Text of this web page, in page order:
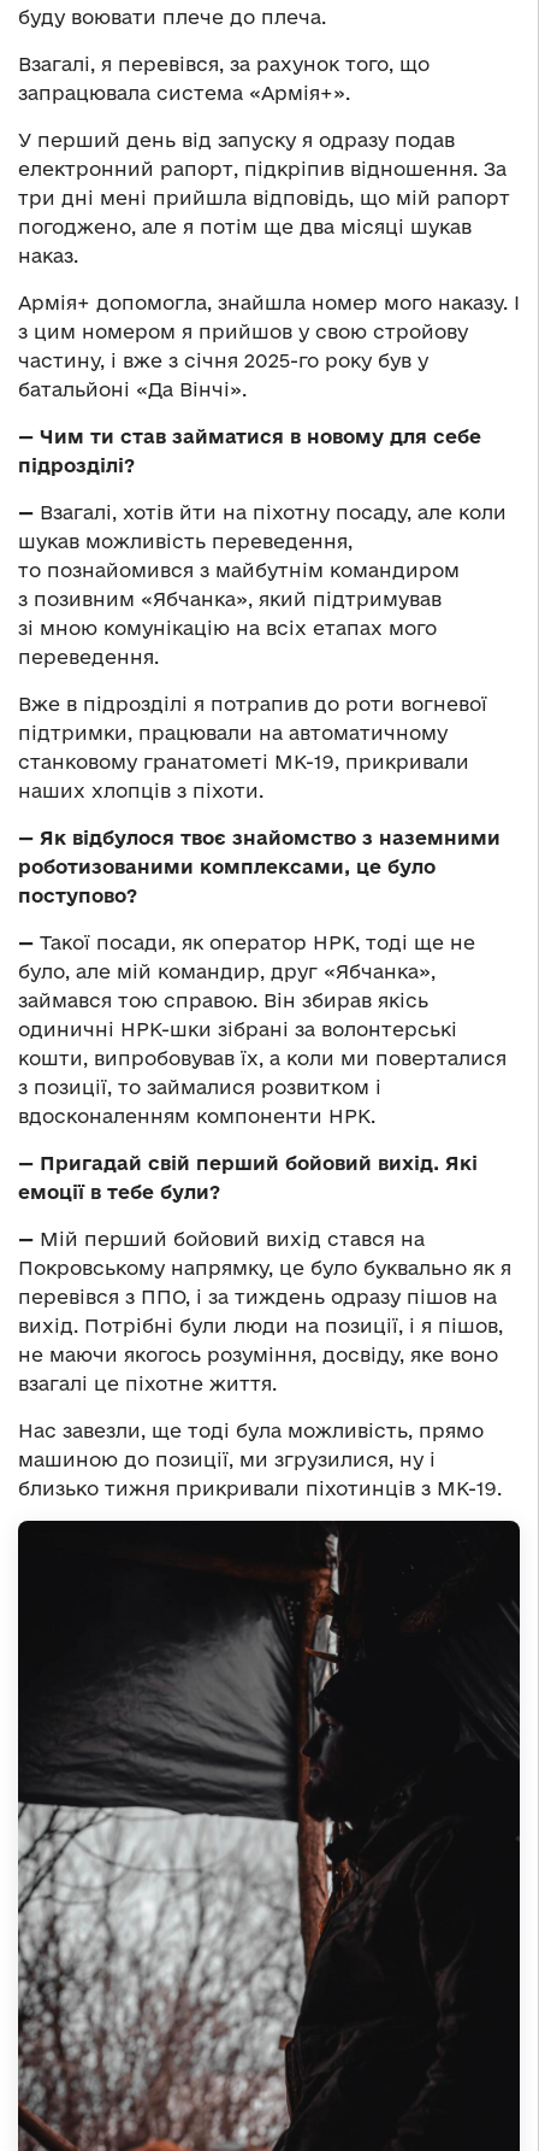
буду воювати плече до плеча.
Взагалі, я перевівся, за рахунок того, що
запрацювала система «Армія+».
У перший день від запуску я одразу подав
електронний рапорт, підкріпив відношення. За
три дні мені прийшла відповідь, що мій рапорт
погоджено, але я потім ще два місяці шукав
наказ.
Армія+ допомогла, знайшла номер мого наказу. І
з цим номером я прийшов у свою стройову
частину, і вже з січня 2025-го року був у
батальйоні «Да Вінчі».
— Чим ти став займатися в новому для себе
підрозділі?
— Взагалі, хотів йти на піхотну посаду, але коли
шукав можливість переведення,
то познайомився з майбутнім командиром
з позивним «Ябчанка», який підтримував
зі мною комунікацію на всіх етапах мого
переведення.
Вже в підрозділі я потрапив до роти вогневої
підтримки, працювали на автоматичному
станковому гранатометі МК-19, прикривали
наших хлопців з піхоти.
— Як відбулося твоє знайомство з наземними
роботизованими комплексами, це було
поступово?
— Такої посади, як оператор НРК, тоді ще не
було, але мій командир, друг «Ябчанка»,
займався тою справою. Він збирав якісь
одиничні НРК-шки зібрані за волонтерські
кошти, випробовував їх, а коли ми поверталися
з позиції, то займалися розвитком і
вдосконаленням компоненти НРК.
— Пригадай свій перший бойовий вихід. Які
емоції в тебе були?
— Мій перший бойовий вихід стався на
Покровському напрямку, це було буквально як я
перевівся з ППО, і за тиждень одразу пішов на
вихід. Потрібні були люди на позиції, і я пішов,
не маючи якогось розуміння, досвіду, яке воно
взагалі це піхотне життя.
Нас завезли, ще тоді була можливість, прямо
машиною до позиції, ми згрузилися, ну і
близько тижня прикривали піхотинців з МК-19.